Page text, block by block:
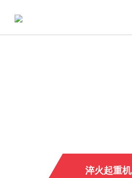
淬火起重机